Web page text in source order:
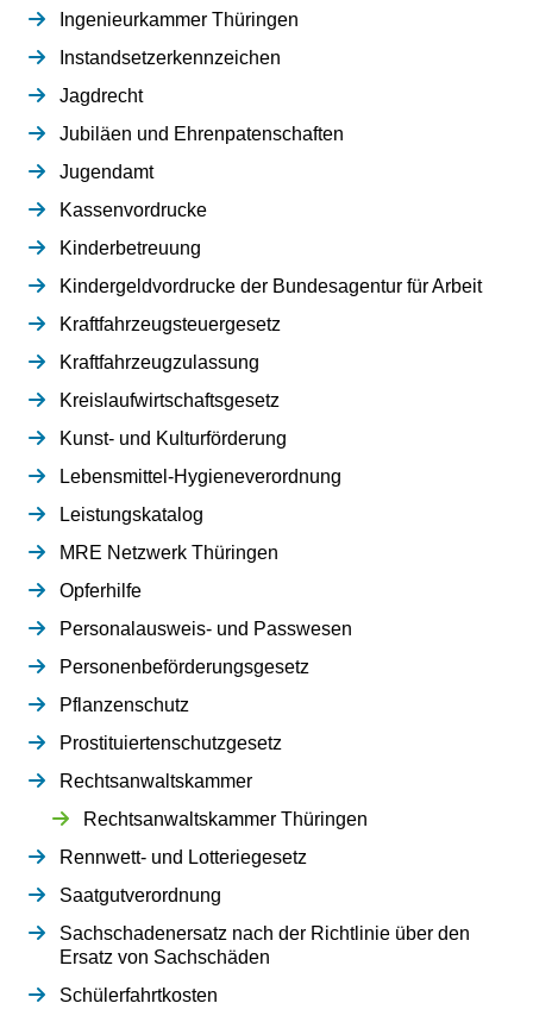
Ingenieurkammer Thüringen
Instandsetzerkennzeichen
Jagdrecht
Jubiläen und Ehrenpatenschaften
Jugendamt
Kassenvordrucke
Kinderbetreuung
Kindergeldvordrucke der Bundesagentur für Arbeit
Kraftfahrzeugsteuergesetz
Kraftfahrzeugzulassung
Kreislaufwirtschaftsgesetz
Kunst- und Kulturförderung
Lebensmittel-Hygieneverordnung
Leistungskatalog
MRE Netzwerk Thüringen
Opferhilfe
Personalausweis- und Passwesen
Personenbeförderungsgesetz
Pflanzenschutz
Prostituiertenschutzgesetz
Rechtsanwaltskammer
Rechtsanwaltskammer Thüringen
Rennwett- und Lotteriegesetz
Saatgutverordnung
Sachschadenersatz nach der Richtlinie über den
Ersatz von Sachschäden
Schülerfahrtkosten